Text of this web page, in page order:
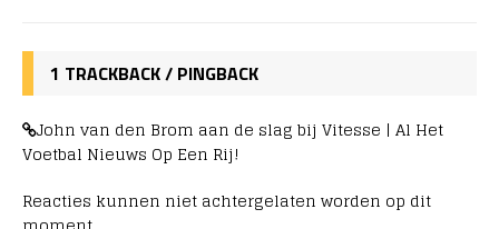
1 TRACKBACK / PINGBACK
John van den Brom aan de slag bij Vitesse | Al Het
Voetbal Nieuws Op Een Rij!
Reacties kunnen niet achtergelaten worden op dit